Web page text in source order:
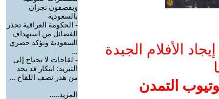
الأفلام الجيدة
التمدن
ويقصفون نجران
بالسعودية
- الحكومة العراقية تحذر
الفصائل من استهداف
السعودية وتؤكد حصري
...
- لقاحات لا تحتاج إلى
التبريد: ابتكار قد يحد
من هدر نصف اللقاح ...
المزيد.....